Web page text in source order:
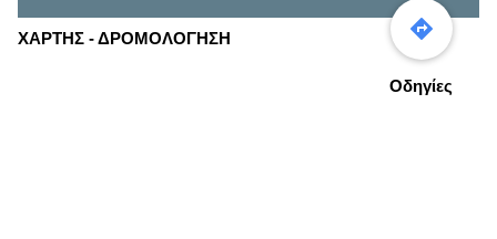
ΧΑΡΤΗΣ - ΔΡΟΜΟΛΟΓΗΣΗ
Οδηγίες